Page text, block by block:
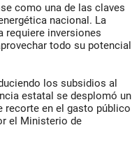
como una de las claves
nacional. La
requiere inversiones
todo su potencial
los subsidios al
estatal se desplomó un
recorte en el gasto público
el Ministerio de